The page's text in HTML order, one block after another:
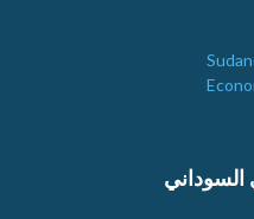
السوداني